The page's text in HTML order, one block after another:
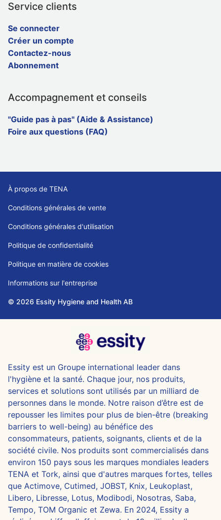
Service clients
Se connecter
Créer un compte
Contactez-nous
Abonnement
Accompagnement et conseils
"Guide pas à pas" (Aide & Assistance)
Foire aux questions (FAQ)
À propos de TENA
Conditions générales de vente
Conditions générales d'utilisation
Politique de confidentialité
Politique en matière de cookies
Informations sur l'entreprise
© 2026 Essity Hygiene and Health AB
Essity est un Groupe international leader dans
l'hygiène et la santé. Chaque jour, nos produits,
services et solutions sont utilisés par un milliard de
personnes dans le monde. Notre raison d’être est de
repousser les limites pour plus de bien-être (breaking
barriers to well-being) au bénéfice des
consommateurs, patients, soignants, clients et de la
société civile. Nos produits sont commercialisés dans
environ 150 pays sous les marques mondiales leaders
TENA et Tork, ainsi que d'autres marques fortes, telles
que Actimove, Cutimed, JOBST, Knix, Leukoplast,
Libero, Libresse, Lotus, Modibodi, Nosotras, Saba,
Tempo, TOM Organic et Zewa. En 2024, Essity a